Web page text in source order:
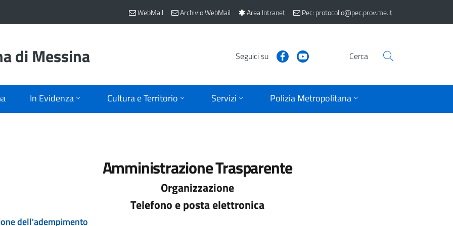
WebMail Archivio WebMail Area Intranet Pec: protocollo@pec.prov.me.it
di Messina Seguici su Cerca
In Evidenza Cultura e Territorio Servizi Polizia Metropolitana
Amministrazione Trasparente
Organizzazione
Telefono e posta elettronica
dell'adempimento